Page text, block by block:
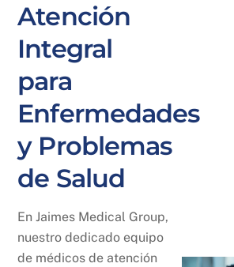
Atención
Integral
para
Enfermedades
y Problemas
de Salud
En Jaimes Medical Group,
nuestro dedicado equipo
de médicos de atención